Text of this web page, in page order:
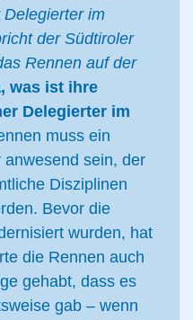
im
der Südtiroler
Rennen auf der
was ist ihre
Delegierter im
muss ein
sein, der
Disziplinen
Bevor die
wurden, hat
die Rennen auch
gehabt, dass es
gab – wenn